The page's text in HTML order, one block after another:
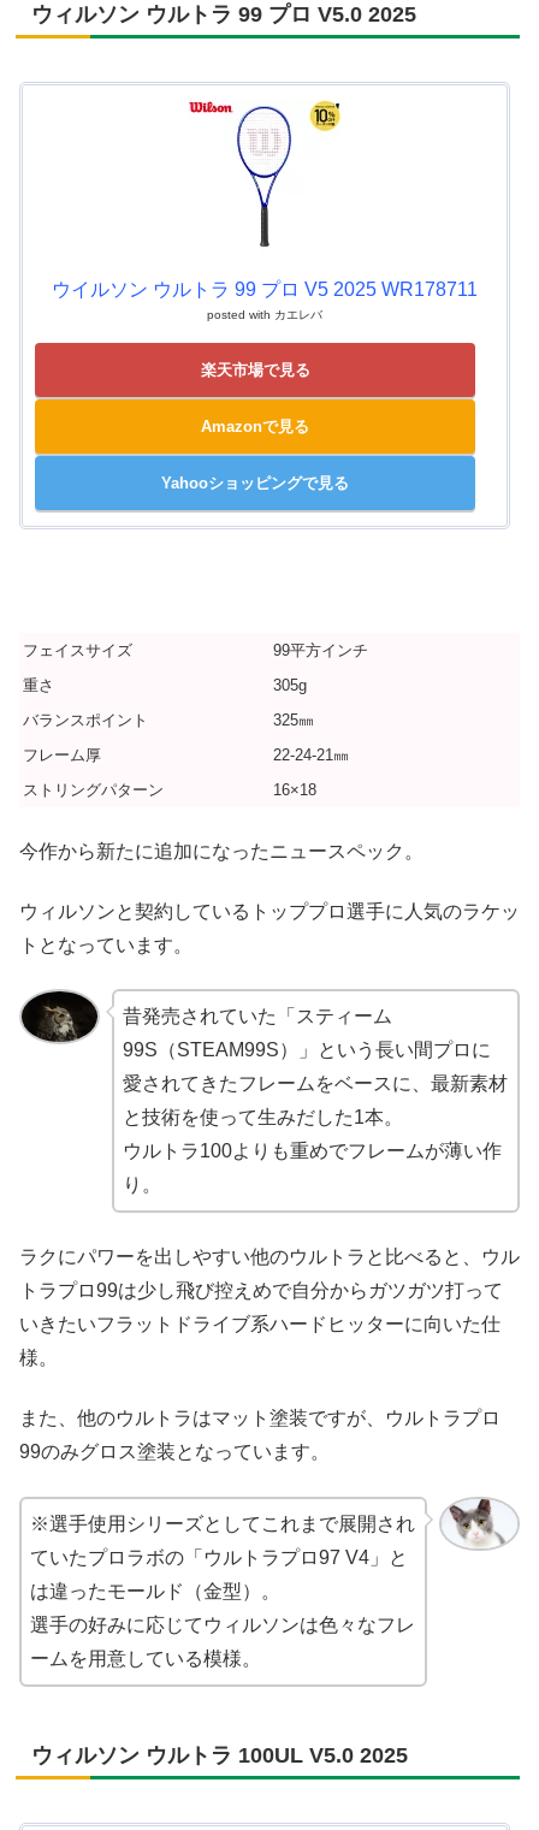
ウィルソン ウルトラ 99 プロ V5.0 2025
ウイルソン ウルトラ 99 プロ V5 2025 WR178711
posted with カエレバ
楽天市場で見る
Amazonで見る
Yahooショッピングで見る
フェイスサイズ
99平方インチ
重さ
305g
バランスポイント
325㎜
フレーム厚
22-24-21㎜
ストリングパターン
16×18
今作から新たに追加になったニュースペック。
ウィルソンと契約しているトッププロ選手に人気のラケッ
トとなっています。
昔発売されていた「スティーム
99S（STEAM99S）」という長い間プロに
愛されてきたフレームをベースに、最新素材
と技術を使って生みだした1本。
ウルトラ100よりも重めでフレームが薄い作
り。
ラクにパワーを出しやすい他のウルトラと比べると、ウル
トラプロ99は少し飛び控えめで自分からガツガツ打って
いきたいフラットドライブ系ハードヒッターに向いた仕
様。
また、他のウルトラはマット塗装ですが、ウルトラプロ
99のみグロス塗装となっています。
※選手使用シリーズとしてこれまで展開され
ていたプロラボの「ウルトラプロ97 V4」と
は違ったモールド（金型）。
選手の好みに応じてウィルソンは色々なフレ
ームを用意している模様。
ウィルソン ウルトラ 100UL V5.0 2025